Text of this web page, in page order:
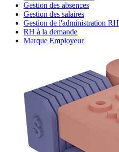
Gestion des absences
Gestion des salaires
Gestion de l'administration RH
RH à la demande
Marque Employeur